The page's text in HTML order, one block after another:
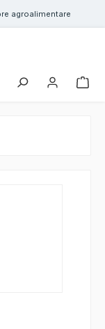
agroalimentare